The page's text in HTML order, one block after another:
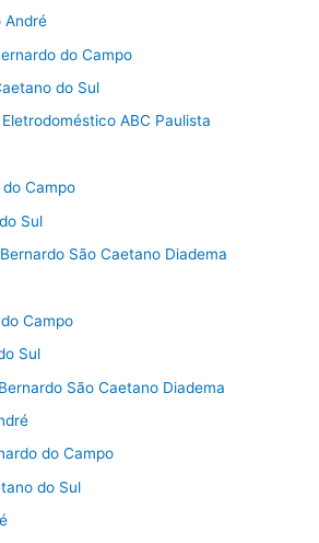
André
do Campo
do Sul
ABC Paulista
Campo
Sul
São Caetano Diadema
Campo
Sul
São Caetano Diadema
do Campo
do Sul